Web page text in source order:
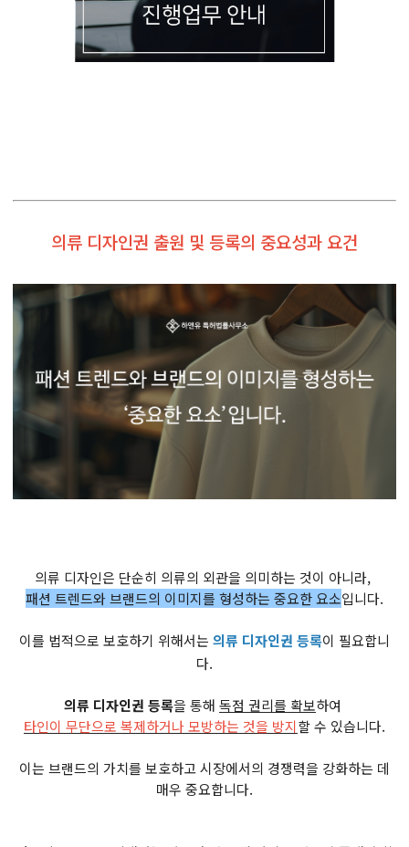
의류 디자인권 출원 및 등록의 중요성과 요건
의류 디자인은 단순히 의류의 외관을 의미하는 것이 아니라,
패션 트렌드와 브랜드의 이미지를 형성하는 중요한 요소입니다.
이를 법적으로 보호하기 위해서는 의류 디자인권 등록이 필요합니
다.
의류 디자인권 등록을 통해 독점 권리를 확보하여
타인이 무단으로 복제하거나 모방하는 것을 방지할 수 있습니다.
이는 브랜드의 가치를 보호하고 시장에서의 경쟁력을 강화하는 데
매우 중요합니다.